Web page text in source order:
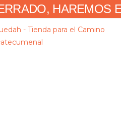
HAREMOS